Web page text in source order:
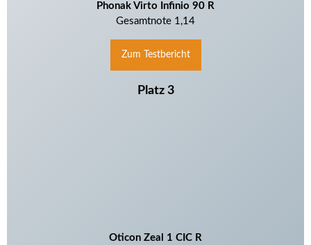
Phonak Virto Infinio 90 R
Gesamtnote 1,14
Zum Testbericht
Platz 3
Oticon Zeal 1 CIC R